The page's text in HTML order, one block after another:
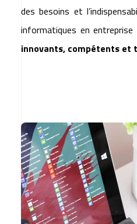
des besoins et
informatiques en
innovants, compétents et